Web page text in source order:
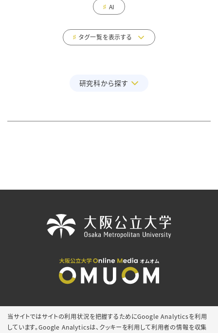
AI
タグ一覧を表示する
研究科から探す
当サイトではサイトの利用状況を把握するためにGoogle Analyticsを利用
しています。Google Analyticsは、 クッキーを利用して利用者の情報を収集
サイトマップ 取材・撮影等の申し込み